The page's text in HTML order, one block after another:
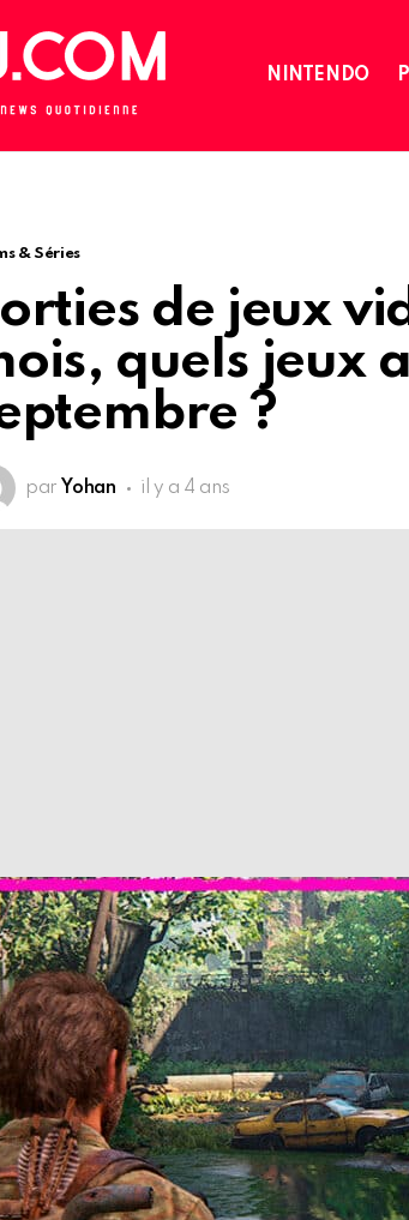
NINTENDO
& Séries
de jeux
quels jeux
?
par Yohan il y a 4 ans